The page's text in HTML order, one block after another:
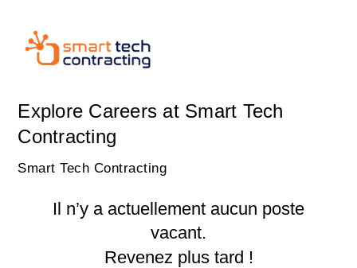
Explore Careers at Smart Tech
Contracting
Smart Tech Contracting
Il n’y a actuellement aucun poste
vacant.
Revenez plus tard !